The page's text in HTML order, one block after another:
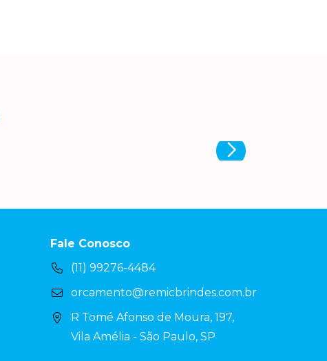
Fale Conosco
(11) 99276-4484
orcamento@remicbrindes.com.br
R Tomé Afonso de Moura, 197,
Vila Amélia - São Paulo, SP